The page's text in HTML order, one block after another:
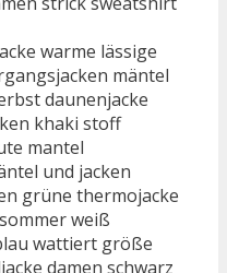
warme lässige
mäntel
daunenjacke
khaki stoff
mantel
und jacken
grüne thermojacke
weiß
wattiert größe
damen schwarz